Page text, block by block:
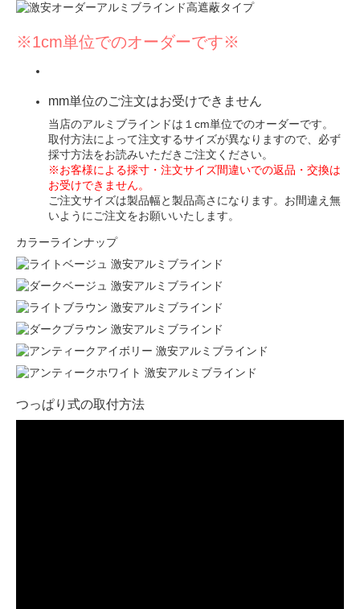
※1cm単位でのオーダーです※
mm単位のご注文はお受けできません
当店のアルミブラインドは１cm単位でのオーダーです。
取付方法によって注文するサイズが異なりますので、必ず
採寸方法をお読みいただきご注文ください。
※お客様による採寸・注文サイズ間違いでの返品・交換は
お受けできません。
ご注文サイズは製品幅と製品高さになります。お間違え無
いようにご注文をお願いいたします。
カラーラインナップ
つっぱり式の取付方法